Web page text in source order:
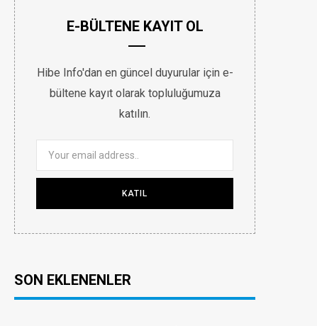
e
o
t
r
t
r
T
e
k
I
E-BÜLTENE KAYIT OL
Hibe Info'dan en güncel duyurular için e-
bültene kayıt olarak topluluğumuza
katılın.
SON EKLENENLER